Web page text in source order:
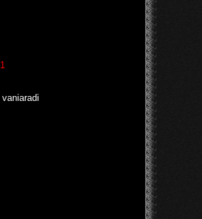
1
vaniaradi